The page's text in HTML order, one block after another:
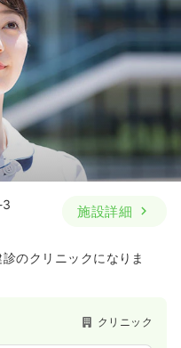
3
施設詳細
のクリニックになりま
クリニック